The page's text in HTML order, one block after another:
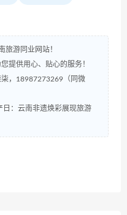
旅游同业网站！
提供用心、贴心的服务！
，18987273269（同微
日：云南非遗焕彩展现旅游